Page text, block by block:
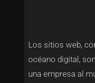
Los sitios web,
océano digital,
una empresa al